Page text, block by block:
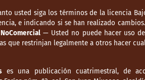
usted siga los términos de la licencia
e indicando si se han realizado
NoComercial— Usted no puede hacer uso
que restrinjan legalmente a otros hacer
es una publicación cuatrimestral, de